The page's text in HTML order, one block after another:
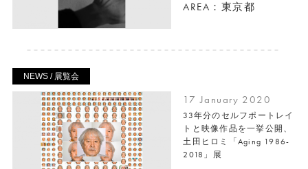
AREA：東京都
NEWS / 展覧会
17 January 2020
33年分のセルフポートレイ
トと映像作品を一挙公開、
土田ヒロミ「Aging 1986-
2018」展